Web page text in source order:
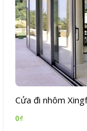
Cửa đi nhôm
0₫